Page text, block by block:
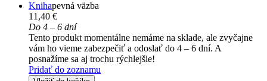
Knihapevná väzba
11,40 €
Do 4 – 6 dní
Tento produkt momentálne nemáme na sklade, ale zvyčajne
vám ho vieme zabezpečiť a odoslať do 4 – 6 dní. A
posnažíme sa aj trochu rýchlejšie!
Pridať do zoznamu